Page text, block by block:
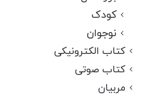
کودک
نوجوان
کتاب الکترونیکی
کتاب صوتی
مربیان